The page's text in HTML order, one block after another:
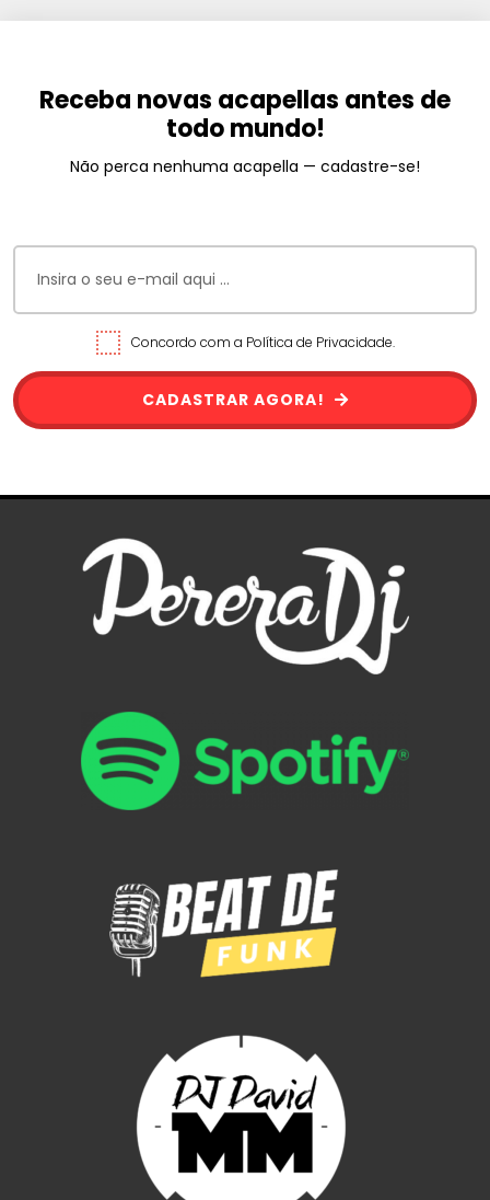
Receba novas acapellas antes de
todo mundo!
Não perca nenhuma acapella — cadastre-se!
Concordo com a Política de Privacidade.
CADASTRAR AGORA!